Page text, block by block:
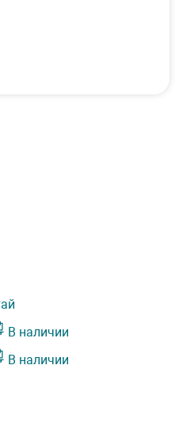
В наличии
В наличии